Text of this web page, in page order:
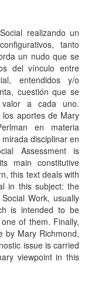
realizando un
tanto
un nudo que se
del vínculo entre
entendidos y/o
cuestión que se
valor a cada uno.
aportes de Mary
en materia
disciplinar en
Assessment is
main constitutive
this text deals with
in this subject: the
Work, usually
is intended to be
of them. Finally,
by Mary Richmond,
issue is carried
viewpoint in this